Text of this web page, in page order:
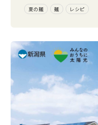
夏の麺 麺 レシピ